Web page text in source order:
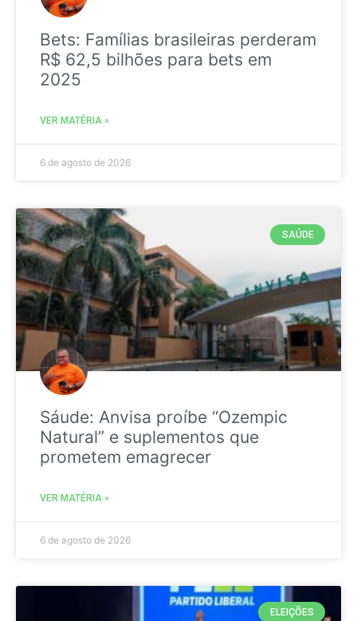
Bets: Famílias brasileiras perderam
R$ 62,5 bilhões para bets em
2025
VER MATÉRIA »
6 de agosto de 2026
SAÚDE
Sáude: Anvisa proíbe “Ozempic
Natural” e suplementos que
prometem emagrecer
VER MATÉRIA »
6 de agosto de 2026
ELEIÇÕES